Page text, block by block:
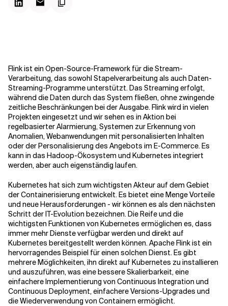
Verwandte Themen
Flink ist ein Open-Source-Framework für die Stream-
Verarbeitung, das sowohl Stapelverarbeitung als auch Daten-
Streaming-Programme unterstützt. Das Streaming erfolgt,
während die Daten durch das System fließen, ohne zwingende
zeitliche Beschränkungen bei der Ausgabe. Flink wird in vielen
Projekten eingesetzt und wir sehen es in Aktion bei
regelbasierter Alarmierung, Systemen zur Erkennung von
Anomalien, Webanwendungen mit personalisierten Inhalten
oder der Personalisierung des Angebots im E-Commerce. Es
kann in das Hadoop-Ökosystem und Kubernetes integriert
werden, aber auch eigenständig laufen.
Kubernetes hat sich zum wichtigsten Akteur auf dem Gebiet
der Containerisierung entwickelt. Es bietet eine Menge Vorteile
und neue Herausforderungen - wir können es als den nächsten
Schritt der IT-Evolution bezeichnen. Die Reife und die
wichtigsten Funktionen von Kubernetes ermöglichen es, dass
immer mehr Dienste verfügbar werden und direkt auf
Kubernetes bereitgestellt werden können. Apache Flink ist ein
hervorragendes Beispiel für einen solchen Dienst. Es gibt
mehrere Möglichkeiten, ihn direkt auf Kubernetes zu installieren
und auszuführen, was eine bessere Skalierbarkeit, eine
einfachere Implementierung von Continuous Integration und
Continuous Deployment, einfachere Versions-Upgrades und
die Wiederverwendung von Containern ermöglicht.